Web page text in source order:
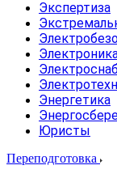
Экспертиза
Энергетика
Юристы
Переподготовка